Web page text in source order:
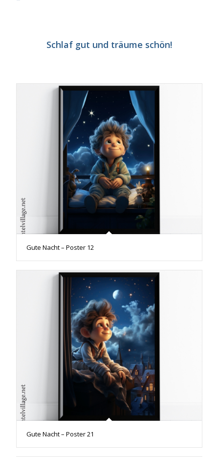
Schlaf gut und träume schön!
Gute Nacht – Poster 12
Gute Nacht – Poster 21